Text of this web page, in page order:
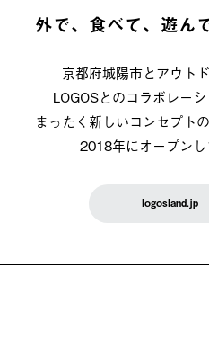
外で、食べて、遊ん
京都府城陽市とアウト
LOGOSとのコラボレーシ
まったく新しいコンセプト
2018年にオープンし
logosland.jp